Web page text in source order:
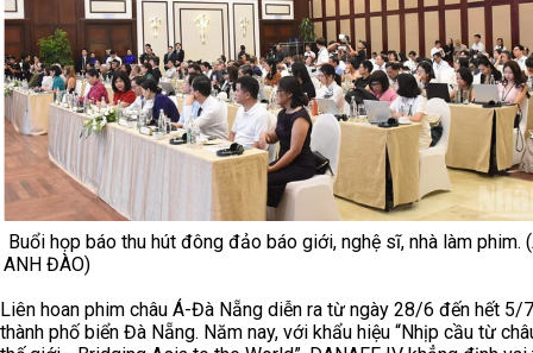
Buổi họp báo thu hút đông đảo báo giới, nghệ sĩ, nhà làm phim.
ANH ĐÀO)
Liên hoan phim châu Á-Đà Nẵng diễn ra từ ngày 28/6 đến hết 5/
thành phố biển Đà Nẵng. Năm nay, với khẩu hiệu “Nhịp cầu từ